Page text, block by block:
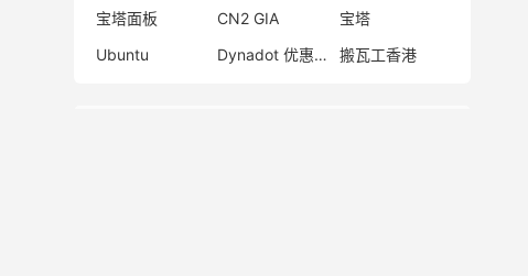
宝塔面板
CN2 GIA
宝塔
Ubuntu
Dynadot 优惠码 搬瓦工香港